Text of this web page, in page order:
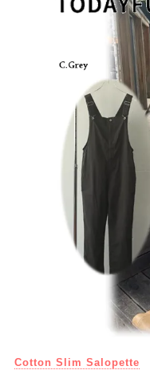
Cotton Slim Salopette